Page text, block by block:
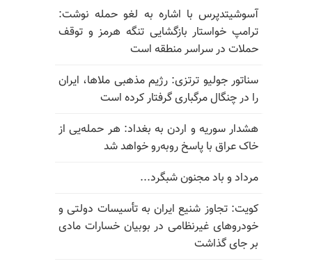
آسوشیتدپرس با اشاره به لغو حمله نوشت:
ترامپ خواستار بازگشایی تنگه هرمز و توقف
حملات در سراسر منطقه است
سناتور جولیو ترتزی: رژیم مذهبی ملاها، ایران
را در چنگال مرگباری گرفتار کرده است
هشدار سوریه و اردن به بغداد: هر حمله‌یی از
خاک عراق با پاسخ روبه‌رو خواهد شد
مرداد و باد مجنون شبگرد...
کویت: تجاوز شنیع ایران به تأسیسات دولتی و
خودروهای غیرنظامی در بوبیان خسارات مادی
بر جای گذاشت